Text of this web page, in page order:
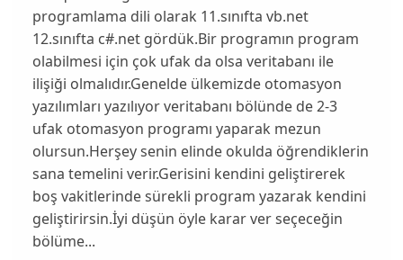
programlama dili olarak 11.sınıfta vb.net
12.sınıfta c#.net gördük.Bir programın program
olabilmesi için çok ufak da olsa veritabanı ile
ilişiği olmalıdır.Genelde ülkemizde otomasyon
yazılımları yazılıyor veritabanı bölünde de 2-3
ufak otomasyon programı yaparak mezun
olursun.Herşey senin elinde okulda öğrendiklerin
sana temelini verir.Gerisini kendini geliştirerek
boş vakitlerinde sürekli program yazarak kendini
geliştirirsin.İyi düşün öyle karar ver seçeceğin
bölüme...